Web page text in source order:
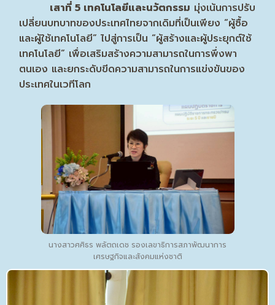
เสาที่ 5 เทคโนโลยีและนวัตกรรม มุ่งเน้นการปรับ
เปลี่ยนบทบาทของประเทศไทยจากเดิมที่เป็นเพียง “ผู้ซื้อ
และผู้ใช้เทคโนโลยี” ไปสู่การเป็น “ผู้สร้างและผู้ประยุกต์ใช้
เทคโนโลยี” เพื่อเสริมสร้างความสามารถในการพึ่งพา
ตนเอง และยกระดับขีดความสามารถในการแข่งขันของ
ประเทศในเวทีโลก
นางสาวศศิธร พลัตถเดช รองเลขาธิการสภาพัฒนาการ
เศรษฐกิจและสังคมแห่งชาติ